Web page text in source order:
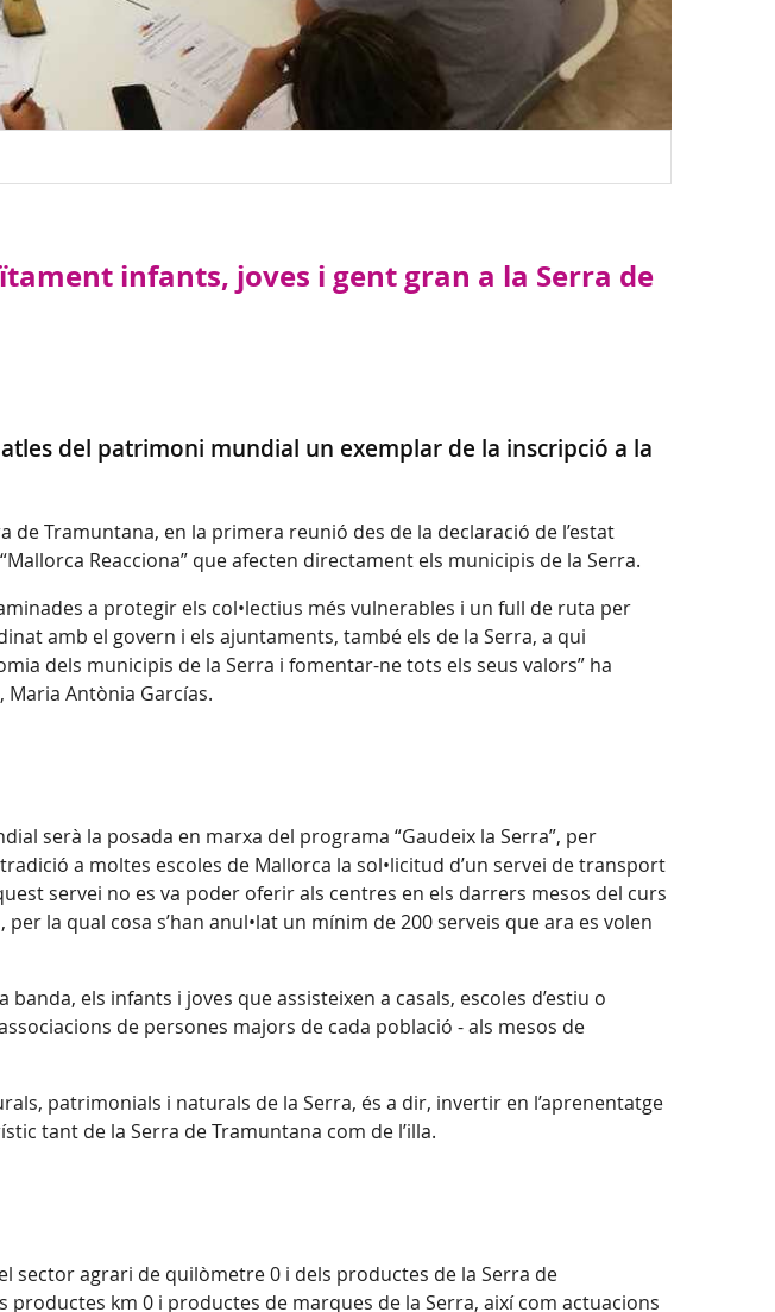
infants, joves i gent gran a la Serra de
del patrimoni mundial un exemplar de la inscripció a la
de Tramuntana, en la primera reunió des de la declaració de l’estat
Reacciona” que afecten directament els municipis de la Serra.
a protegir els col•lectius més vulnerables i un full de ruta per
amb el govern i els ajuntaments, també els de la Serra, a qui
dels municipis de la Serra i fomentar-ne tots els seus valors” ha
Antònia Garcías.
serà la posada en marxa del programa “Gaudeix la Serra”, per
a moltes escoles de Mallorca la sol•licitud d’un servei de transport
servei no es va poder oferir als centres en els darrers mesos del curs
la qual cosa s’han anul•lat un mínim de 200 serveis que ara es volen
els infants i joves que assisteixen a casals, escoles d’estiu o
de persones majors de cada població - als mesos de
patrimonials i naturals de la Serra, és a dir, invertir en l’aprenentatge
tant de la Serra de Tramuntana com de l’illa.
sector agrari de quilòmetre 0 i dels productes de la Serra de
km 0 i productes de marques de la Serra, així com actuacions